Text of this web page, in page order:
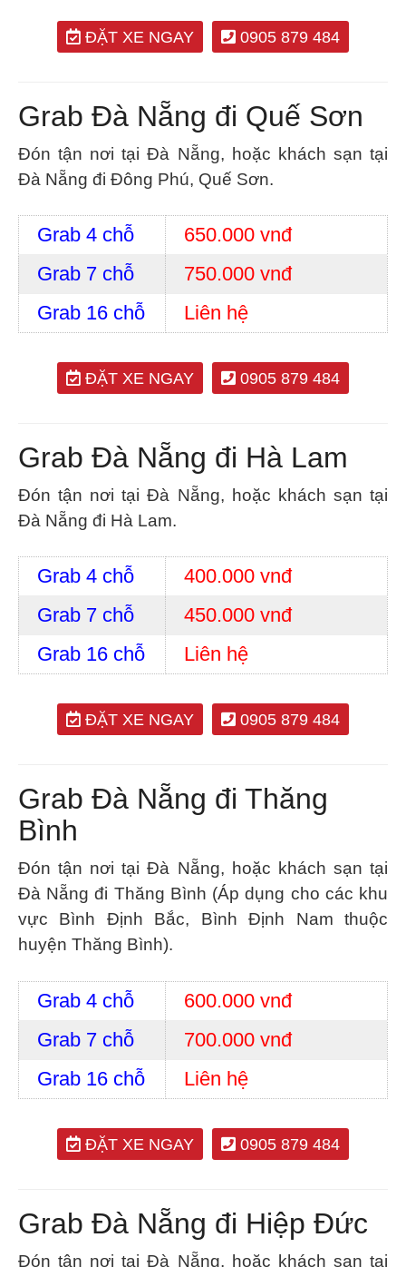
ĐẶT XE NGAY 0905 879 484
Grab Đà Nẵng đi Quế Sơn
Đón tận nơi tại Đà Nẵng, hoặc khách sạn tại
Đà Nẵng đi Đông Phú, Quế Sơn.
Grab 4 chỗ
650.000 vnđ
Grab 7 chỗ
750.000 vnđ
Grab 16 chỗ
Liên hệ
ĐẶT XE NGAY 0905 879 484
Grab Đà Nẵng đi Hà Lam
Đón tận nơi tại Đà Nẵng, hoặc khách sạn tại
Đà Nẵng đi Hà Lam.
Grab 4 chỗ
400.000 vnđ
Grab 7 chỗ
450.000 vnđ
Grab 16 chỗ
Liên hệ
ĐẶT XE NGAY 0905 879 484
Grab Đà Nẵng đi Thăng
Bình
Đón tận nơi tại Đà Nẵng, hoặc khách sạn tại
Đà Nẵng đi Thăng Bình (Áp dụng cho các khu
vực Bình Định Bắc, Bình Định Nam thuộc
huyện Thăng Bình).
Grab 4 chỗ
600.000 vnđ
Grab 7 chỗ
700.000 vnđ
Grab 16 chỗ
Liên hệ
ĐẶT XE NGAY 0905 879 484
Grab Đà Nẵng đi Hiệp Đức
Đón tận nơi tại Đà Nẵng, hoặc khách sạn tại